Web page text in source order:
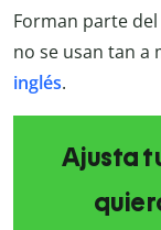
Forman parte del
no se usan tan a
inglés.
Ajusta